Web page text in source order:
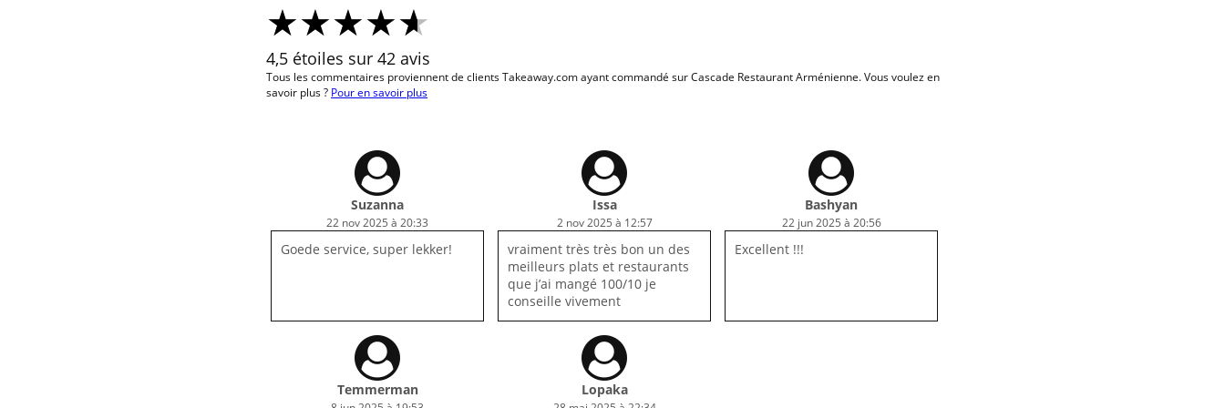
4,5 étoiles sur 42 avis
Tous les commentaires proviennent de clients Takeaway.com ayant commandé sur Cascade Restaurant Arménienne. Vous voulez en
savoir plus ? Pour en savoir plus
Suzanna
22 nov 2025 à 20:33
Goede service, super lekker!
Issa
2 nov 2025 à 12:57
vraiment très très bon un des
meilleurs plats et restaurants
que j’ai mangé 100/10 je
conseille vivement
Bashyan
22 jun 2025 à 20:56
Excellent !!!
Temmerman Lopaka